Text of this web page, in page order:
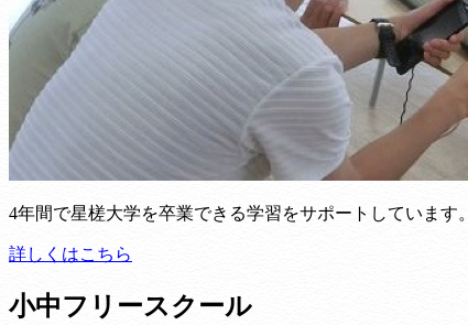
4年間で星槎大学を卒業できる学習をサポートしています。
詳しくはこちら
小中フリースクール